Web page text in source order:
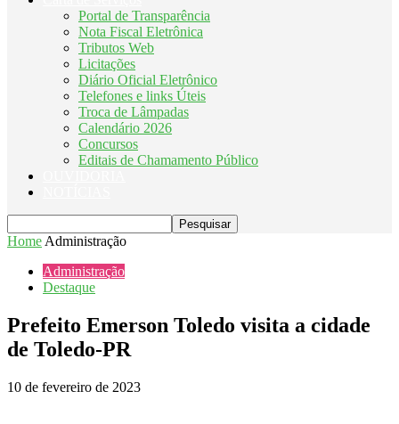
Portal de Transparência
Nota Fiscal Eletrônica
Tributos Web
Licitações
Diário Oficial Eletrônico
Telefones e links Úteis
Troca de Lâmpadas
Calendário 2026
Concursos
Editais de Chamamento Público
Home Administração
Administração
Destaque
Prefeito Emerson Toledo visita a cidade
de Toledo-PR
10 de fevereiro de 2023